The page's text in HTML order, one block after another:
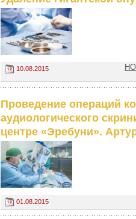
10.08.2015
Проведение операций
аудиологического
центре «Эребуни».
01.08.2015